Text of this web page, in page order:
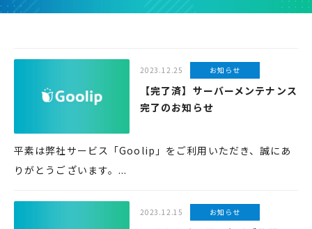
2023.12.25 お知らせ
【完了済】サーバーメンテナンス
完了のお知らせ
平素は弊社サービス「Goolip」をご利用いただき、誠にあ
りがとうございます。...
2023.12.15 お知らせ